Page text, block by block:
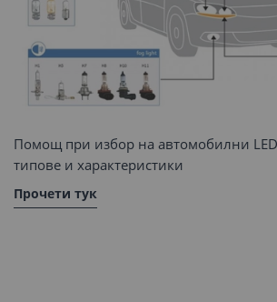
Помощ при избор на автомобилни
типове и характеристики
Прочети тук